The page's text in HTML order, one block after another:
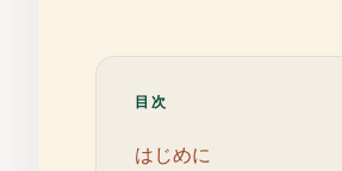
目次
はじめに